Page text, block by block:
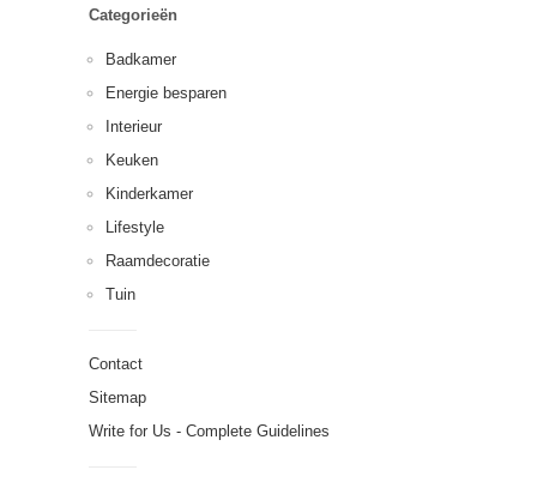
Categorieën
Badkamer
Energie besparen
Interieur
Keuken
Kinderkamer
Lifestyle
Raamdecoratie
Tuin
Contact
Sitemap
Write for Us - Complete Guidelines